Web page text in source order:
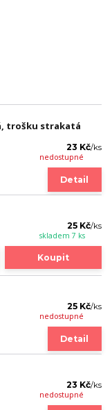
trošku strakatá
23 Kč/ks
nedostupné
Detail
25 Kč/ks
skladem 7 ks
Koupit
25 Kč/ks
nedostupné
Detail
23 Kč/ks
nedostupné